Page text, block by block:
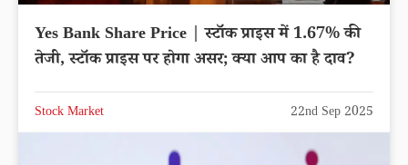
Yes Bank Share Price | स्टॉक प्राइस में 1.67% की
तेजी, स्टॉक प्राइस पर होगा असर; क्या आप का है दाव?
Stock Market 22nd Sep 2025